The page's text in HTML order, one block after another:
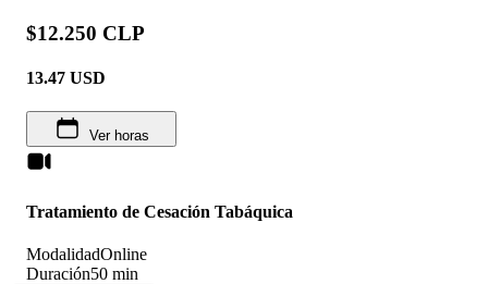
$12.250 CLP
13.47 USD
Ver horas
Tratamiento de Cesación Tabáquica
ModalidadOnline
Duración50 min